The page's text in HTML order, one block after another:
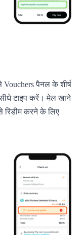
पैनल के शीर्ष
टाइप करें। मेल खाने
रिडीम करने के लिए